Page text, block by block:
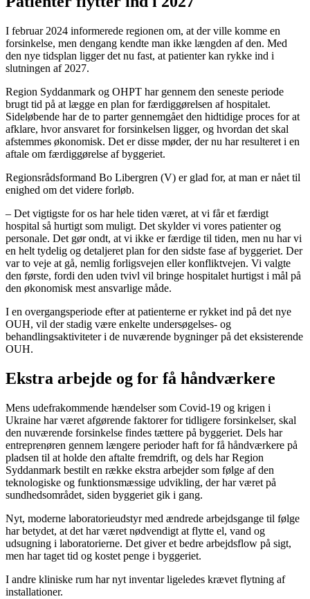
I februar 2024 informerede regionen om, at der ville komme en
forsinkelse, men dengang kendte man ikke længden af den. Med
den nye tidsplan ligger det nu fast, at patienter kan rykke ind i
slutningen af 2027.
Region Syddanmark og OHPT har gennem den seneste periode
brugt tid på at lægge en plan for færdiggørelsen af hospitalet.
Sideløbende har de to parter gennemgået den hidtidige proces for at
afklare, hvor ansvaret for forsinkelsen ligger, og hvordan det skal
afstemmes økonomisk. Det er disse møder, der nu har resulteret i en
aftale om færdiggørelse af byggeriet.
Regionsrådsformand Bo Libergren (V) er glad for, at man er nået til
enighed om det videre forløb.
– Det vigtigste for os har hele tiden været, at vi får et færdigt
hospital så hurtigt som muligt. Det skylder vi vores patienter og
personale. Det gør ondt, at vi ikke er færdige til tiden, men nu har vi
en helt tydelig og detaljeret plan for den sidste fase af byggeriet. Der
var to veje at gå, nemlig forligsvejen eller konfliktvejen. Vi valgte
den første, fordi den uden tvivl vil bringe hospitalet hurtigst i mål på
den økonomisk mest ansvarlige måde.
I en overgangsperiode efter at patienterne er rykket ind på det nye
OUH, vil der stadig være enkelte undersøgelses- og
behandlingsaktiviteter i de nuværende bygninger på det eksisterende
OUH.
Ekstra arbejde og for få håndværkere
Mens udefrakommende hændelser som Covid-19 og krigen i
Ukraine har været afgørende faktorer for tidligere forsinkelser, skal
den nuværende forsinkelse findes tættere på byggeriet. Dels har
entreprenøren gennem længere perioder haft for få håndværkere på
pladsen til at holde den aftalte fremdrift, og dels har Region
Syddanmark bestilt en række ekstra arbejder som følge af den
teknologiske og funktionsmæssige udvikling, der har været på
sundhedsområdet, siden byggeriet gik i gang.
Nyt, moderne laboratorieudstyr med ændrede arbejdsgange til følge
har betydet, at det har været nødvendigt at flytte el, vand og
udsugning i laboratorierne. Det giver et bedre arbejdsflow på sigt,
men har taget tid og kostet penge i byggeriet.
I andre kliniske rum har nyt inventar ligeledes krævet flytning af
installationer.